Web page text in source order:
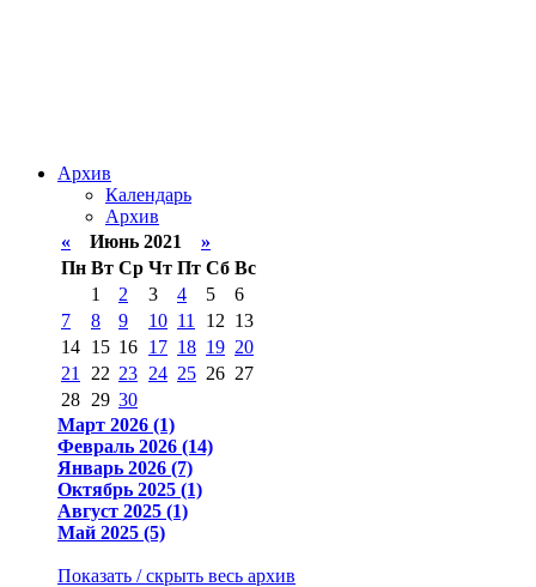
Архив
Календарь
Архив
« Июнь 2021 »
Пн Вт Ср Чт Пт Сб Вс
1
2 3 4 5
6
7
8 9 10 11 12 13
14 15 16 17 18 19 20
21
22 23 24 25 26 27
28 29 30
Март 2026 (1)
Февраль 2026 (14)
Январь 2026 (7)
Октябрь 2025 (1)
Август 2025 (1)
Май 2025 (5)
Показать / скрыть весь архив